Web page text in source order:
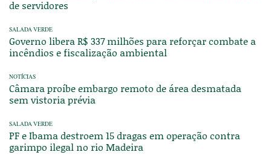
de servidores
SALADA VERDE
Governo libera R$ 337 milhões para reforçar combate a
incêndios e fiscalização ambiental
NOTÍCIAS
Câmara proíbe embargo remoto de área desmatada
sem vistoria prévia
SALADA VERDE
PF e Ibama destroem 15 dragas em operação contra
garimpo ilegal no rio Madeira